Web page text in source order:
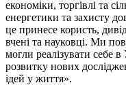
економіки, торгівлі та
енергетики та захисту
це принесе користь,
вчені та науковці. Ми
могли реалізувати себе
розвитку нових
ідей у життя».